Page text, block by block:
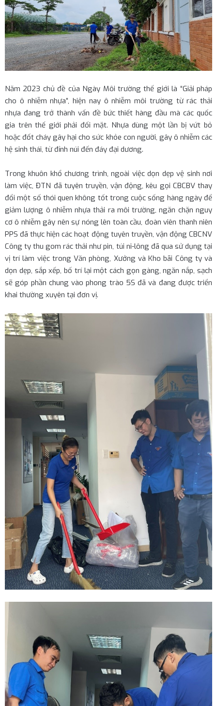
Năm 2023 chủ đề của Ngày Môi trường thế giới là “Giải pháp
cho ô nhiễm nhựa”, hiện nay ô nhiễm môi trường từ rác thải
nhựa đang trở thành vấn đề bức thiết hàng đầu mà các quốc
gia trên thế giới phải đối mặt. Nhựa dùng một lần bị vứt bỏ
hoặc đốt cháy gây hại cho sức khỏe con người, gây ô nhiễm các
hệ sinh thái, từ đỉnh núi đến đáy đại dương.
Trong khuôn khổ chương trình, ngoài việc dọn dẹp vệ sinh nơi
làm việc, ĐTN đã tuyên truyền, vận động, kêu gọi CBCBV thay
đổi một số thói quen không tốt trong cuộc sống hàng ngày để
giảm lượng ô nhiễm nhựa thải ra môi trường, ngăn chặn nguy
cơ ô nhiễm gây nên sự nóng lên toàn cầu, đoàn viên thanh niên
PPS đã thực hiện các hoạt động tuyên truyền, vận động CBCNV
Công ty thu gom rác thải như pin, túi ni-lông đã qua sử dụng tại
vị trí làm việc trong Văn phòng, Xưởng và Kho bãi Công ty và
dọn dẹp, sắp xếp, bố trí lại một cách gọn gàng, ngăn nắp, sạch
sẽ góp phần chung vào phong trào 5S đã và đang được triển
khai thường xuyên tại đơn vị.